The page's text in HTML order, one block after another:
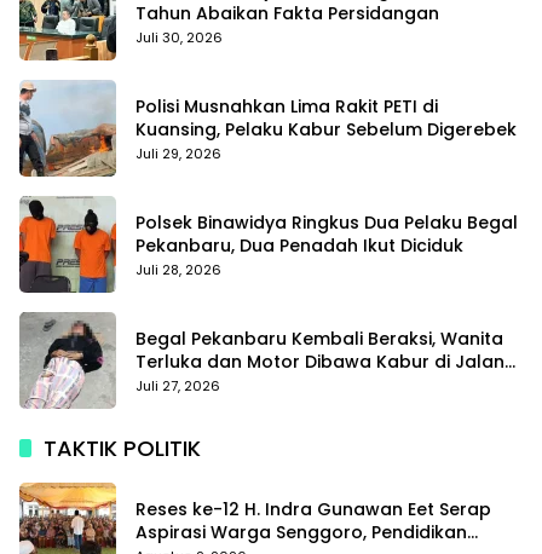
Tahun Abaikan Fakta Persidangan
Juli 30, 2026
Polisi Musnahkan Lima Rakit PETI di
Kuansing, Pelaku Kabur Sebelum Digerebek
Juli 29, 2026
Polsek Binawidya Ringkus Dua Pelaku Begal
Pekanbaru, Dua Penadah Ikut Diciduk
Juli 28, 2026
Begal Pekanbaru Kembali Beraksi, Wanita
Terluka dan Motor Dibawa Kabur di Jalan
Teropong
Juli 27, 2026
TAKTIK POLITIK
Reses ke-12 H. Indra Gunawan Eet Serap
Aspirasi Warga Senggoro, Pendidikan